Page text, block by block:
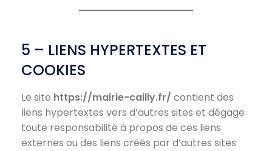
5 – LIENS HYPERTEXTES ET
COOKIES
Le site https://mairie-cailly.fr/ contient des
liens hypertextes vers d’autres sites et dégage
toute responsabilité à propos de ces liens
externes ou des liens créés par d’autres sites